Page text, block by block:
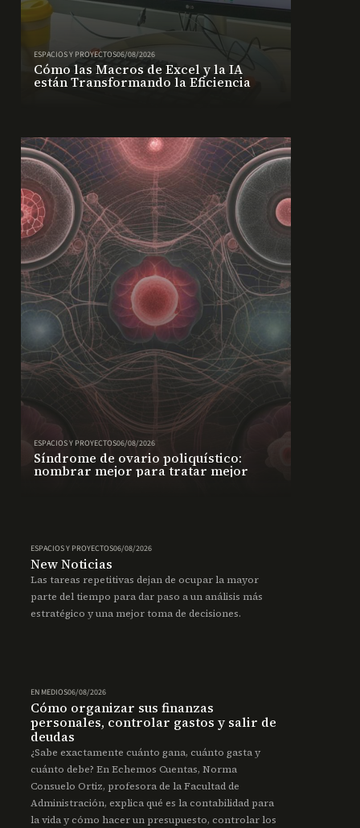
ESPACIOS Y PROYECTOS06/08/2026
Cómo las Macros de Excel y la IA
están Transformando la Eficiencia
ESPACIOS Y PROYECTOS06/08/2026
Síndrome de ovario poliquístico:
nombrar mejor para tratar mejor
ESPACIOS Y PROYECTOS06/08/2026
New Noticias
Las tareas repetitivas dejan de ocupar la mayor
parte del tiempo para dar paso a un análisis más
estratégico y una mejor toma de decisiones.
EN MEDIOS06/08/2026
Cómo organizar sus finanzas
personales, controlar gastos y salir de
deudas
¿Sabe exactamente cuánto gana, cuánto gasta y
cuánto debe? En Echemos Cuentas, Norma
Consuelo Ortiz, profesora de la Facultad de
Administración, explica qué es la contabilidad para
la vida y cómo hacer un presupuesto, controlar los